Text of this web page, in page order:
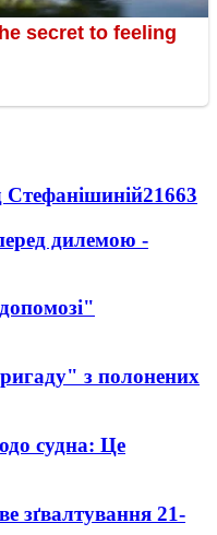
Стефанішиній21663
дилемою -
з полонених
судна: Це
зґвалтування 21-